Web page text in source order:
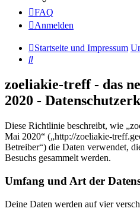
FAQ
Anmelden
Startseite und Impressum
Suche
zoeliakie-treff - das
2020 -
Diese Richtlinie beschreibt, wie
Mai 2020“ („http://zoeliakie-
Betreiber“) die Daten verwendet,
Besuchs gesammelt werden.
Umfang und Art der
Deine Daten werden auf vier